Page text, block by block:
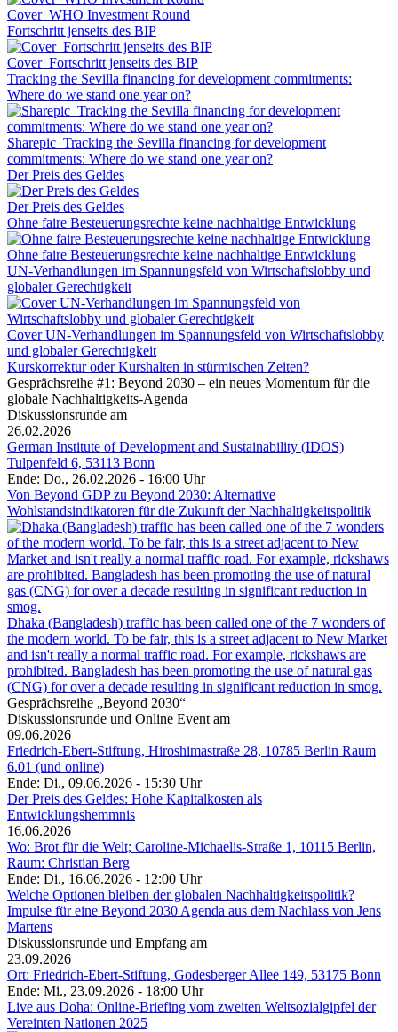
Cover_WHO Investment Round
Fortschritt jenseits des BIP
Cover_Fortschritt jenseits des BIP
Tracking the Sevilla financing for development commitments:
Where do we stand one year on?
Sharepic_Tracking the Sevilla financing for development
commitments: Where do we stand one year on?
Der Preis des Geldes
Der Preis des Geldes
Ohne faire Besteuerungsrechte keine nachhaltige Entwicklung
Ohne faire Besteuerungsrechte keine nachhaltige Entwicklung
UN-Verhandlungen im Spannungsfeld von Wirtschaftslobby und
globaler Gerechtigkeit
Cover UN-Verhandlungen im Spannungsfeld von Wirtschaftslobby
und globaler Gerechtigkeit
Kurskorrektur oder Kurshalten in stürmischen Zeiten?
Gesprächsreihe #1: Beyond 2030 – ein neues Momentum für die
globale Nachhaltigkeits-Agenda
Diskussionsrunde am
26.02.2026
German Institute of Development and Sustainability (IDOS)
Tulpenfeld 6, 53113 Bonn
Ende: Do., 26.02.2026 - 16:00 Uhr
Von Beyond GDP zu Beyond 2030: Alternative
Wohlstandsindikatoren für die Zukunft der Nachhaltigkeitspolitik
Dhaka (Bangladesh) traffic has been called one of the 7 wonders of
the modern world. To be fair, this is a street adjacent to New Market
and isn't really a normal traffic road. For example, rickshaws are
prohibited. Bangladesh has been promoting the use of natural gas
(CNG) for over a decade resulting in significant reduction in smog.
Gesprächsreihe „Beyond 2030“
Diskussionsrunde und Online Event am
09.06.2026
Friedrich-Ebert-Stiftung, Hiroshimastraße 28, 10785 Berlin Raum
6.01 (und online)
Ende: Di., 09.06.2026 - 15:30 Uhr
Der Preis des Geldes: Hohe Kapitalkosten als
Entwicklungshemmnis
16.06.2026
Wo: Brot für die Welt; Caroline-Michaelis-Straße 1, 10115 Berlin,
Raum: Christian Berg
Ende: Di., 16.06.2026 - 12:00 Uhr
Welche Optionen bleiben der globalen Nachhaltigkeitspolitik?
Impulse für eine Beyond 2030 Agenda aus dem Nachlass von Jens
Martens
Diskussionsrunde und Empfang am
23.09.2026
Ort: Friedrich-Ebert-Stiftung, Godesberger Allee 149, 53175 Bonn
Ende: Mi., 23.09.2026 - 18:00 Uhr
Live aus Doha: Online-Briefing vom zweiten Weltsozialgipfel der
Vereinten Nationen 2025